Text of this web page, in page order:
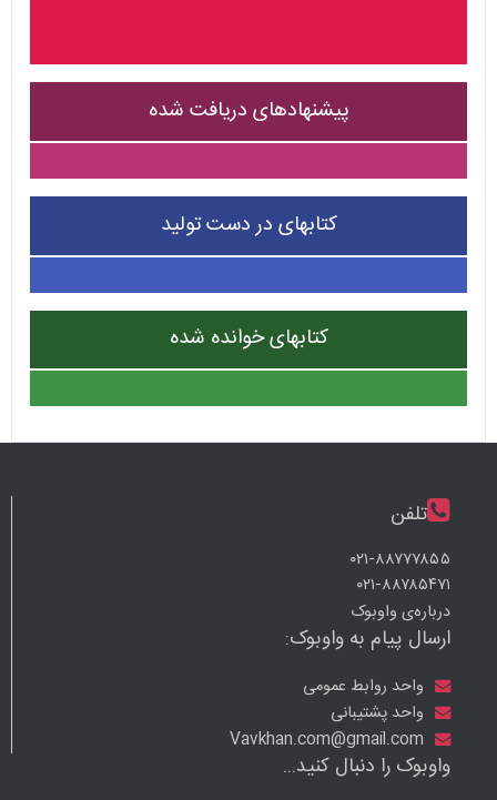
پیشنهادهای دریافت شده
کتابهای در دست تولید
کتابهای خوانده شده
تلفن
۰۲۱-۸۸۷۷۷۸۵۵
۰۲۱-۸۸۷۸۵۴۷۱
درباره‌ی واوبوک
ارسال پیام به واوبوک:
واحد روابط عمومی
واحد پشتیبانی
واوبوک را دنبال کنید...